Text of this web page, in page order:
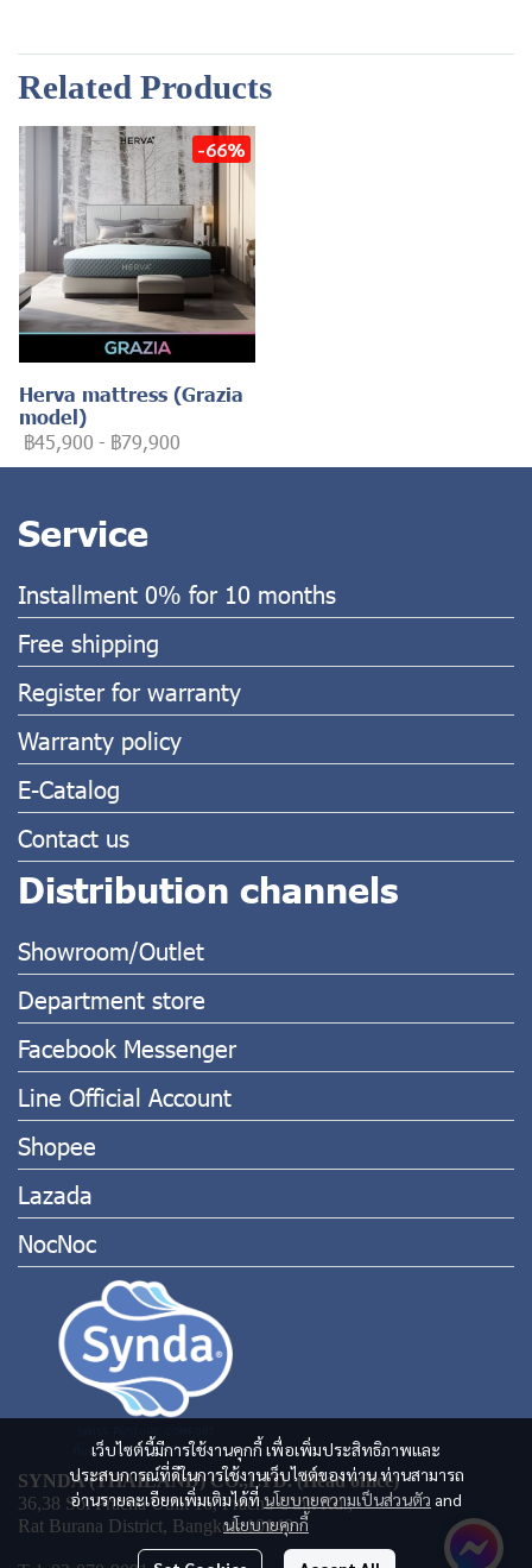
Related Products
-66%
Herva mattress (Grazia
model)
฿45,900 - ฿79,900
เว็บไซต์นี้มีการใช้งานคุกกี้ เพื่อเพิ่มประสิทธิภาพและ
ประสบการณ์ที่ดีในการใช้งานเว็บไซต์ของท่าน ท่านสามารถ
อ่านรายละเอียดเพิ่มเติมได้ที่นโยบายความเป็นส่วนตัว and
นโยบายคุกกี้
Service
Installment 0% for 10 months
Free shipping
Register for warranty
Warranty policy
E-Catalog
Contact us
Distribution channels
Showroom/Outlet
Department store
Facebook Messenger
Line Official Account
Shopee
Lazada
NocNoc
SYNDA (THAILAND) CO.,LTD. (Head office)
36,38 Soi Pracha Uthit 16, Pracha Uthit Rd.,
Rat Burana District, Bangkok 10140